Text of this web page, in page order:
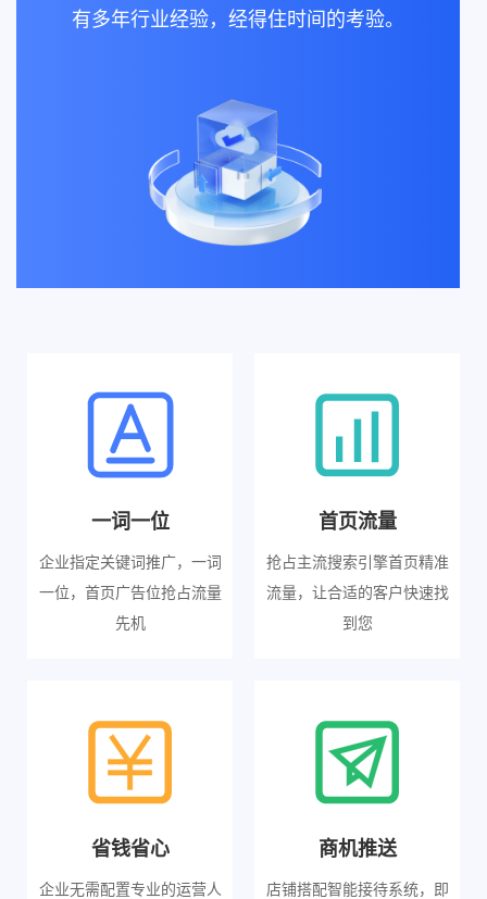
有多年行业经验，经得住时间的考验。
一词一位
企业指定关键词推广，一词
一位，首页广告位抢占流量
先机
首页流量
抢占主流搜索引擎首页精准
流量，让合适的客户快速找
到您
省钱省心
企业无需配置专业的运营人
商机推送
店铺搭配智能接待系统，即